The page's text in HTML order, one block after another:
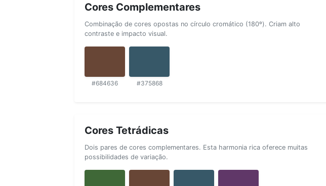
Cores Complementares
Combinação de cores opostas no círculo cromático (180º). Criam alto
contraste e impacto visual.
#684636 #375868
Cores Tetrádicas
Dois pares de cores complementares. Esta harmonia rica oferece muitas
possibilidades de variação.